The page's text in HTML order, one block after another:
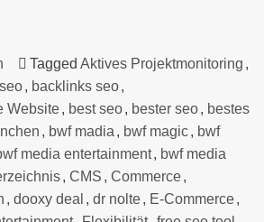
Tagged Aktives Projektmonitoring ,
, backlinks seo,
Website, best seo, bester seo, bestes
, bwf madia , bwf magic, bwf
media entertainment, bwf media
, CMS , Commerce,
, dooxy deal , dr nolte, E-Commerce,